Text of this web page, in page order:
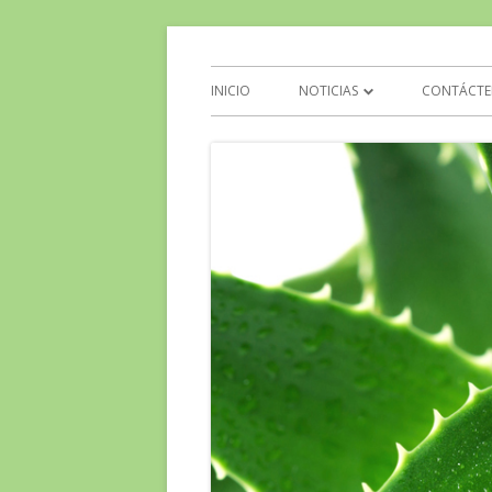
Aloe Vera y Calidad de
INICIO NOTICIAS